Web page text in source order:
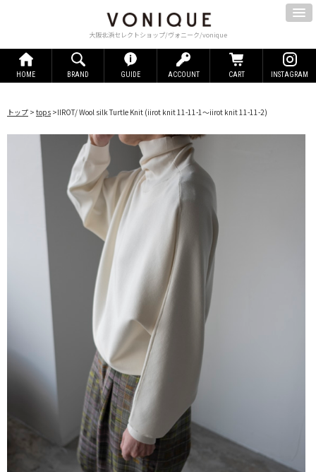
大阪北浜セレクトショップ/ヴォニーク/vonique
HOME BRAND GUIDE ACCOUNT CART INSTAGRAM
トップ > tops >IIROT/ Wool silk Turtle Knit (iirot knit 11-11-1～iirot knit 11-11-2)